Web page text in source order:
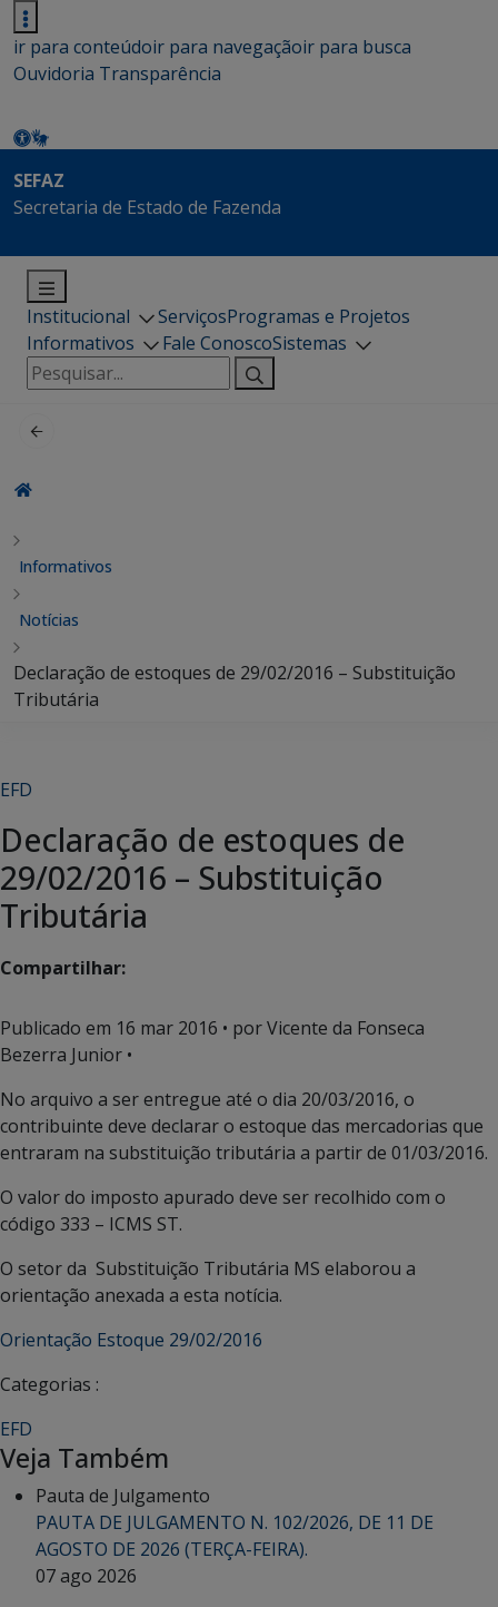
ir para conteúdoir para navegaçãoir para busca
Ouvidoria Transparência
SEFAZ
Secretaria de Estado de Fazenda
Institucional ServiçosProgramas e Projetos
Informativos
Fale ConoscoSistemas
Pesquisar
por:
Informativos
Notícias
Declaração de estoques de 29/02/2016 – Substituição
Tributária
EFD
Declaração de estoques de
29/02/2016 – Substituição
Tributária
Compartilhar:
Publicado em 16 mar 2016 • por Vicente da Fonseca
Bezerra Junior •
No arquivo a ser entregue até o dia 20/03/2016, o
contribuinte deve declarar o estoque das mercadorias que
entraram na substituição tributária a partir de 01/03/2016.
O valor do imposto apurado deve ser recolhido com o
código 333 – ICMS ST.
O setor da Substituição Tributária MS elaborou a
orientação anexada a esta notícia.
Orientação Estoque 29/02/2016
Categorias :
EFD
Veja Também
Pauta de Julgamento
PAUTA DE JULGAMENTO N. 102/2026, DE 11 DE
AGOSTO DE 2026 (TERÇA-FEIRA).
07 ago 2026